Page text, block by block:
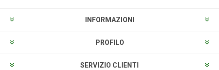
INFORMAZIONI
PROFILO
SERVIZIO CLIENTI